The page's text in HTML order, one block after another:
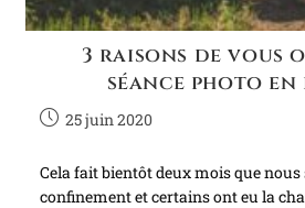
3 raisons de vous
séance photo
25 juin 2020
Cela fait bientôt deux mois que
confinement et certains ont eu la